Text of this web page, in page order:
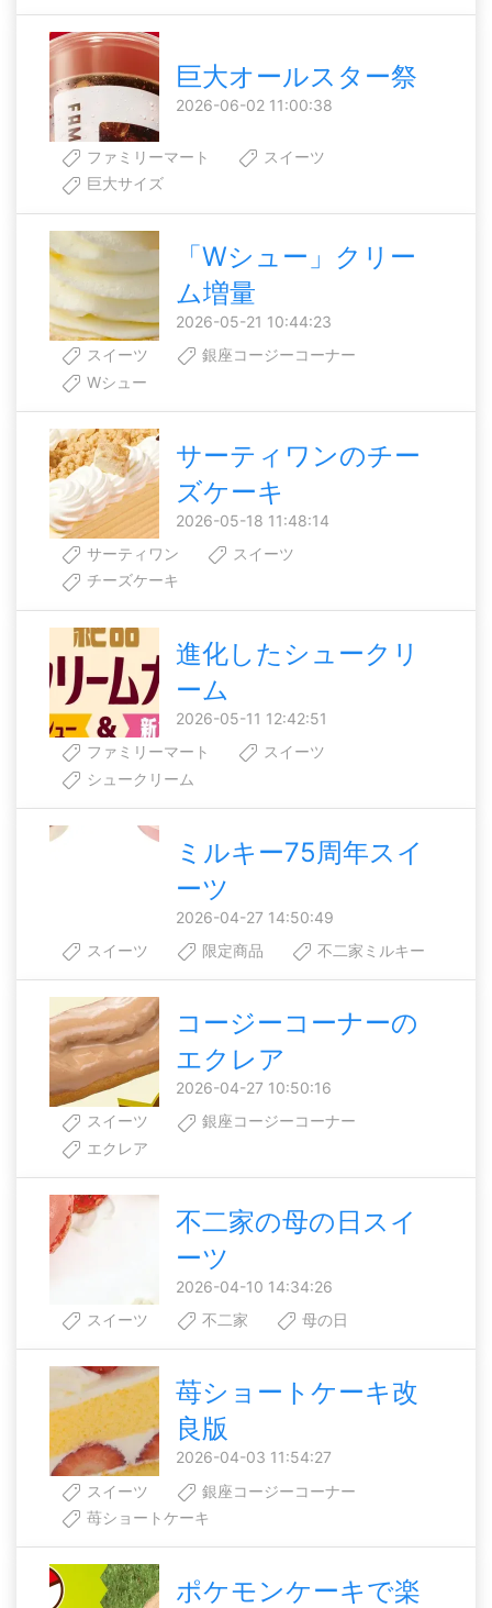
巨大オールスター祭
2026-06-02 11:00:38
ファミリーマート
スイーツ
巨大サイズ
「Wシュー」クリー
ム増量
2026-05-21 10:44:23
スイーツ
銀座コージーコーナー
Wシュー
サーティワンのチー
ズケーキ
2026-05-18 11:48:14
サーティワン
スイーツ
チーズケーキ
進化したシュークリ
ーム
2026-05-11 12:42:51
ファミリーマート
スイーツ
シュークリーム
ミルキー75周年スイ
ーツ
2026-04-27 14:50:49
スイーツ
限定商品 不二家ミルキー
コージーコーナーの
エクレア
2026-04-27 10:50:16
スイーツ
銀座コージーコーナー
エクレア
不二家の母の日スイ
ーツ
2026-04-10 14:34:26
スイーツ
不二家 母の日
苺ショートケーキ改
良版
2026-04-03 11:54:27
スイーツ
銀座コージーコーナー
苺ショートケーキ
ポケモンケーキで楽